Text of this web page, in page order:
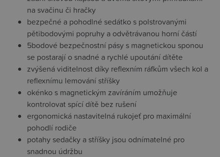
na svačinu či hračky
bezpečné a pohodlné sedátko s polstrovanými
pětibodovými popruhy a odvětrávanou horní částí
5bodové bezpečnostní pásy s magnetickou sponou
se postarají o snadné a rychlé upoutání dítěte
zvýšená viditelnost díky reflexním ráfkům všech kol a
reflexnímu lemování stříšky
okénko s magnetickým zavíráním umožňuje
kontrolovat spící dítě bez rušení
ergonomická nastavitelná rukojeť pro maximální
pohodlí rodiče
potahy sedačky a stříšky jsou odnímatelné pro
snadnou údržbu